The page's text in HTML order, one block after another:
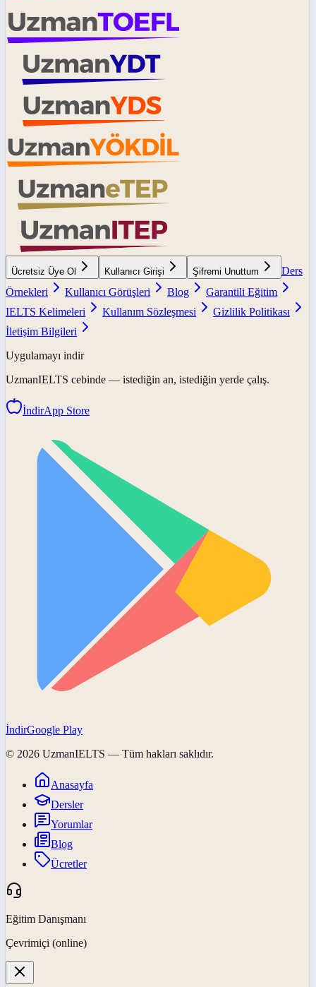
Ücretsiz Üye Ol Kullanıcı Girişi Şifremi Unuttum
Ders
Örnekleri
Kullanıcı Görüşleri Blog
Garantili Eğitim
IELTS Kelimeleri
Kullanım Sözleşmesi
Gizlilik Politikası
İletişim Bilgileri
Uygulamayı indir
UzmanIELTS cebinde — istediğin an, istediğin yerde çalış.
İndirApp Store
İndirGoogle Play
© 2026 UzmanIELTS — Tüm hakları saklıdır.
Anasayfa
Dersler
Yorumlar
Blog
Ücretler
Eğitim Danışmanı
Çevrimiçi (online)